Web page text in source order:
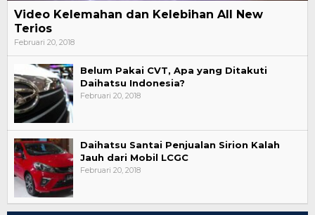
Video Kelemahan dan Kelebihan All New
Terios
Februari 20, 2018
Belum Pakai CVT, Apa yang Ditakuti
Daihatsu Indonesia?
Februari 20, 2018
Daihatsu Santai Penjualan Sirion Kalah
Jauh dari Mobil LCGC
Februari 20, 2018